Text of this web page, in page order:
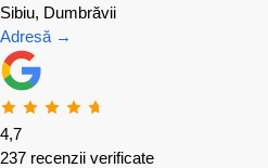
Sibiu, Dumbrăvii
Adresă →
4,7
237 recenzii verificate